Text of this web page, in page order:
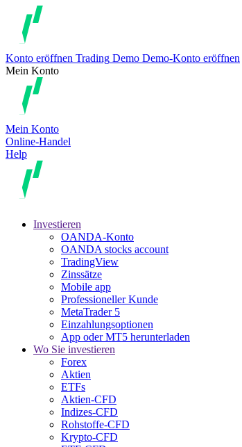
Konto eröffnen Trading Demo Demo-Konto eröffnen
Mein Konto
Mein Konto
Online-Handel
Help
Investieren
OANDA-Konto
OANDA stocks account
TradingView
Zinssätze
Mobile app
Professioneller Kunde
MetaTrader 5
Einzahlungsoptionen
App oder MT5 herunterladen
Wo Sie investieren
Forex
Aktien
ETFs
Aktien-CFD
Indizes-CFD
Rohstoffe-CFD
Krypto-CFD